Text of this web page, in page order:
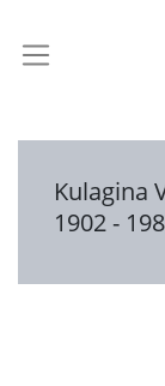
Kulagina
1902 -